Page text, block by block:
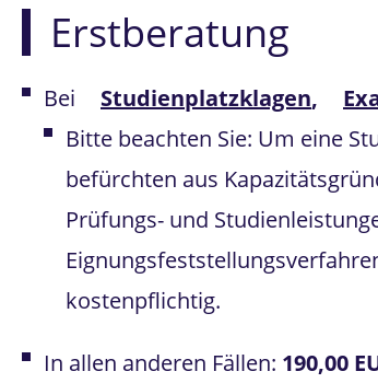
Erstberatung
Bei Studienplatzklagen,
Bitte beachten Sie: Um eine
befürchten aus
Prüfungs- und
kostenpflichtig.
In allen anderen Fällen: 190,00